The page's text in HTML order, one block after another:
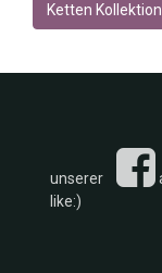
Ketten Kollektion
unserer
like:)